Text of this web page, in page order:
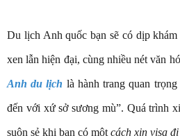
Du lịch Anh quốc bạn sẽ có dịp
xen lẫn hiện đại, cùng nhiều nét văn
Anh du lịch là hành trang quan
đến với xứ sở sương mù”. Quá trình
suôn sẻ khi bạn có một cách xin visa